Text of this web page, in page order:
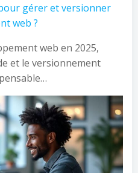
gérer et versionner
web ?
web en 2025,
et le versionnement